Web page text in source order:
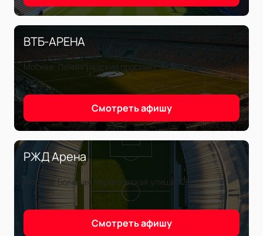
ВТБ-АРЕНА
Москва, Ленинградский проспект, д. 36
Смотреть афишу
РЖД Арена
Москва, Большая Черкизовская улица, 125
Смотреть афишу